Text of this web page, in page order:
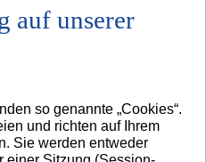
auf unserer
so genannte „Cookies“.
und richten auf Ihrem
Sie werden entweder